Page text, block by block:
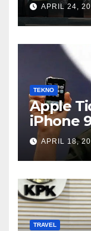
APRIL 24,
TEKNO
Apple
iPhone
APRIL 18,
TRAVEL